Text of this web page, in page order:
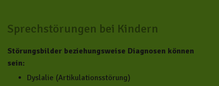
Sprechstörungen bei Kindern
Störungsbilder beziehungsweise Diagnosen können
sein:
Dyslalie (Artikulationsstörung)